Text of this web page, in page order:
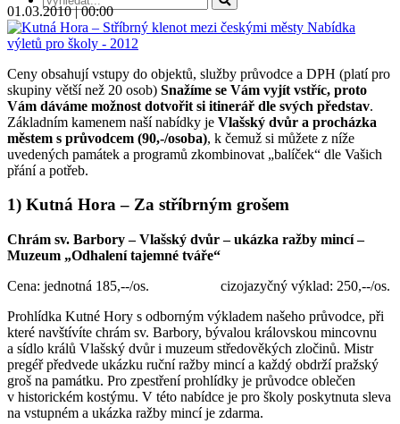
01.03.2010 | 00:00
Ceny obsahují vstupy do objektů, služby průvodce a DPH (platí pro
skupiny větší než 20 osob) Snažíme se Vám vyjít vstříc, proto
Vám dáváme možnost dotvořit si itinerář dle svých představ.
Základním kamenem naší nabídky je Vlašský dvůr a procházka
městem s průvodcem (90,-/osoba), k čemuž si můžete z níže
uvedených památek a programů zkombinovat „balíček“ dle Vašich
přání a potřeb.
1) Kutná Hora – Za stříbrným grošem
Chrám sv. Barbory – Vlašský dvůr – ukázka ražby mincí –
Muzeum „Odhalení tajemné tváře“
Cena: jednotná 185,--/os. cizojazyčný výklad: 250,--/os.
Prohlídka Kutné Hory s odborným výkladem našeho průvodce, při
které navštívíte chrám sv. Barbory, bývalou královskou mincovnu
a sídlo králů Vlašský dvůr i muzeum středověkých zločinů. Mistr
pregéř předvede ukázku ruční ražby mincí a každý obdrží pražský
groš na památku. Pro zpestření prohlídky je průvodce oblečen
v historickém kostýmu. V této nabídce je pro školy poskytnuta sleva
na vstupném a ukázka ražby mincí je zdarma.